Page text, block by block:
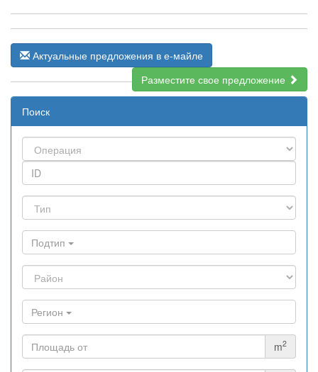
Актуальные предложения в е-майле
Разместите свое предложение
Поиск
Подтип
Регион
m2